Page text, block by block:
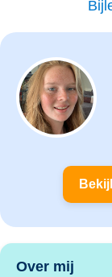
Over mij